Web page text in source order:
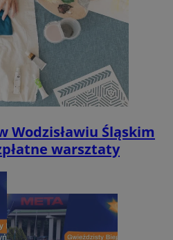
Wodzisławiu Śląskim
warsztaty